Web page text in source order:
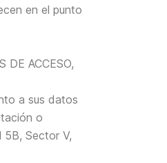
en el punto
DE ACCESO,
a sus datos
o
5B, Sector V,